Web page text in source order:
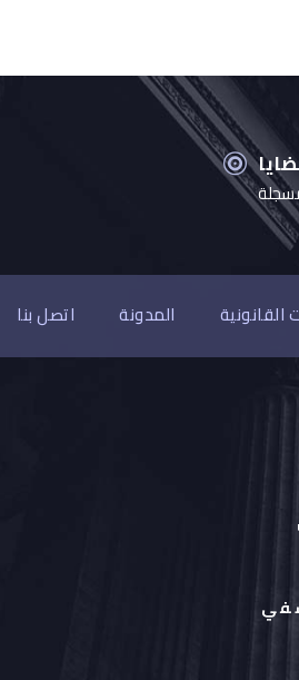
القانونية المدونة اتصل بنا